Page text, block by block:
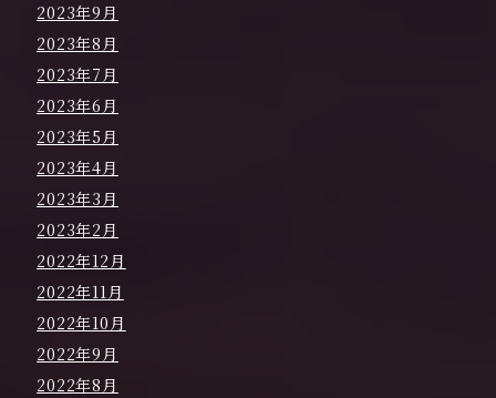
2023年9月
2023年8月
2023年7月
2023年6月
2023年5月
2023年4月
2023年3月
2023年2月
2022年12月
2022年11月
2022年10月
2022年9月
2022年8月